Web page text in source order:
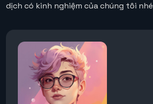
dịch có kinh nghiệm của chúng tôi nhé